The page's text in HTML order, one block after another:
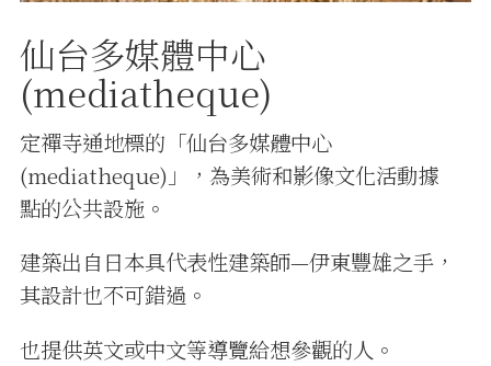
仙台多媒體中心
(mediatheque)
定禪寺通地標的「仙台多媒體中心
(mediatheque)」，為美術和影像文化活動據
點的公共設施。
建築出自日本具代表性建築師—伊東豐雄之手，
其設計也不可錯過。
也提供英文或中文等導覽給想參觀的人。